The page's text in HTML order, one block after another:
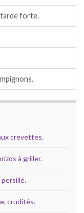
forte.
crevettes.
à griller.
crudités.